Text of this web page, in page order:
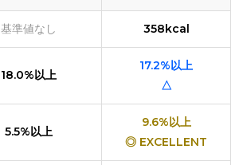
基準値なし 358kcal
18.0%以上
17.2%以上
△
5.5%以上
9.6%以上
◎ EXCELLENT